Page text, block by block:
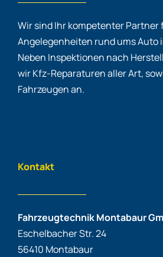
Wir sind Ihr kompetenter Partner
Angelegenheiten rund ums Auto
Neben Inspektionen nach
wir Kfz-Reparaturen aller Art,
Fahrzeugen an.
Kontakt
Fahrzeugtechnik Montabaur
Eschelbacher Str. 24
56410 Montabaur